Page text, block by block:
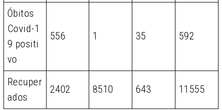
Óbitos
Covid-1
9 positi
vo
556 1 35 592
Recuper
ados
2402 8510 643 11555